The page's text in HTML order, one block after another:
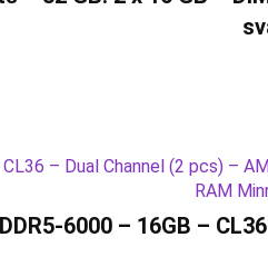
RAM
6000 – 16GB –